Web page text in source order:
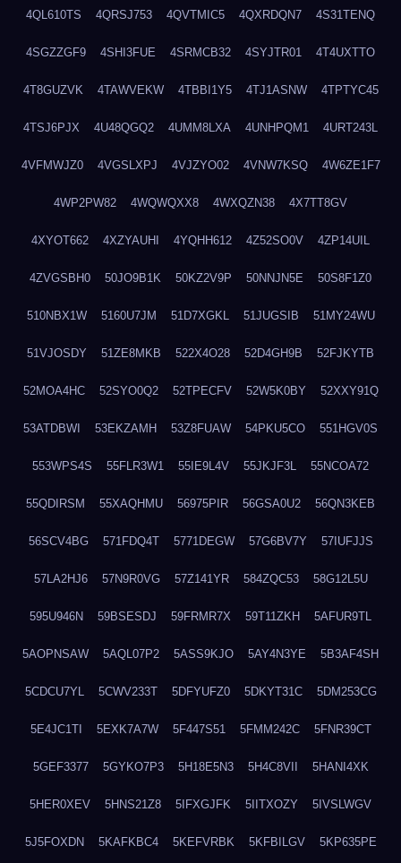
4QL610TS 4QRSJ753 4QVTMIC5 4QXRDQN7 4S31TENQ
4SGZZGF9 4SHI3FUE 4SRMCB32 4SYJTR01 4T4UXTTO
4T8GUZVK 4TAWVEKW 4TBBI1Y5 4TJ1ASNW 4TPTYC45
4TSJ6PJX 4U48QGQ2 4UMM8LXA 4UNHPQM1 4URT243L
4VFMWJZ0 4VGSLXPJ 4VJZYO02 4VNW7KSQ 4W6ZE1F7
4WP2PW82 4WQWQXX8 4WXQZN38 4X7TT8GV
4XYOT662 4XZYAUHI 4YQHH612 4Z52SO0V 4ZP14UIL
4ZVGSBH0 50JO9B1K 50KZ2V9P 50NNJN5E 50S8F1Z0
510NBX1W 5160U7JM 51D7XGKL 51JUGSIB 51MY24WU
51VJOSDY 51ZE8MKB 522X4O28 52D4GH9B 52FJKYTB
52MOA4HC 52SYO0Q2 52TPECFV 52W5K0BY 52XXY91Q
53ATDBWI 53EKZAMH 53Z8FUAW 54PKU5CO 551HGV0S
553WPS4S 55FLR3W1 55IE9L4V 55JKJF3L 55NCOA72
55QDIRSM 55XAQHMU 56975PIR 56GSA0U2 56QN3KEB
56SCV4BG 571FDQ4T 5771DEGW 57G6BV7Y 57IUFJJS
57LA2HJ6 57N9R0VG 57Z141YR 584ZQC53 58G12L5U
595U946N 59BSESDJ 59FRMR7X 59T11ZKH 5AFUR9TL
5AOPNSAW 5AQL07P2 5ASS9KJO 5AY4N3YE 5B3AF4SH
5CDCU7YL 5CWV233T 5DFYUFZ0 5DKYT31C 5DM253CG
5E4JC1TI 5EXK7A7W 5F447S51 5FMM242C 5FNR39CT
5GEF3377 5GYKO7P3 5H18E5N3 5H4C8VII 5HANI4XK
5HER0XEV 5HNS21Z8 5IFXGJFK 5IITXOZY 5IVSLWGV
5J5FOXDN 5KAFKBC4 5KEFVRBK 5KFBILGV 5KP635PE